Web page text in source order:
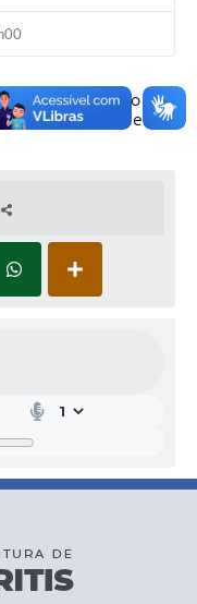
para execução de
Minas Gerais,